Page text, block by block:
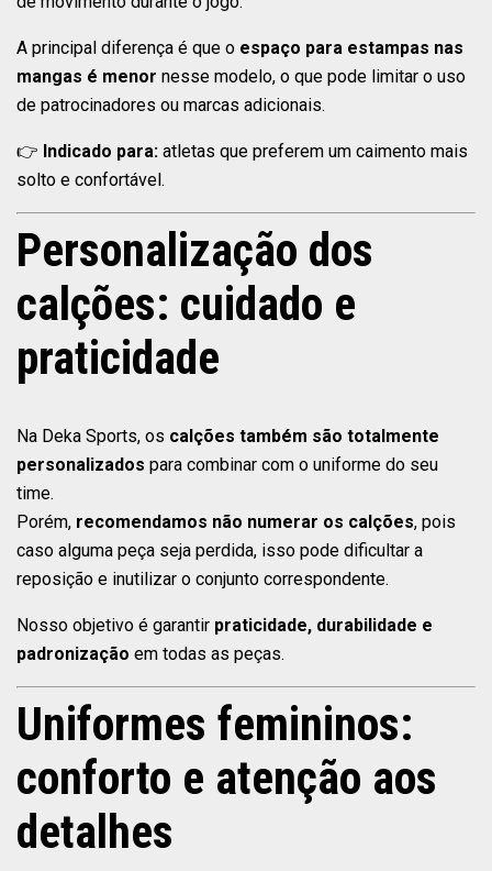
A principal diferença é que o espaço para estampas nas
mangas é menor nesse modelo, o que pode limitar o uso
de patrocinadores ou marcas adicionais.
👉 Indicado para: atletas que preferem um caimento mais
solto e confortável.
Personalização dos
calções: cuidado e
praticidade
Na Deka Sports, os calções também são totalmente
personalizados para combinar com o uniforme do seu
time.
Porém, recomendamos não numerar os calções, pois
caso alguma peça seja perdida, isso pode dificultar a
reposição e inutilizar o conjunto correspondente.
Nosso objetivo é garantir praticidade, durabilidade e
padronização em todas as peças.
Uniformes femininos:
conforto e atenção aos
detalhes